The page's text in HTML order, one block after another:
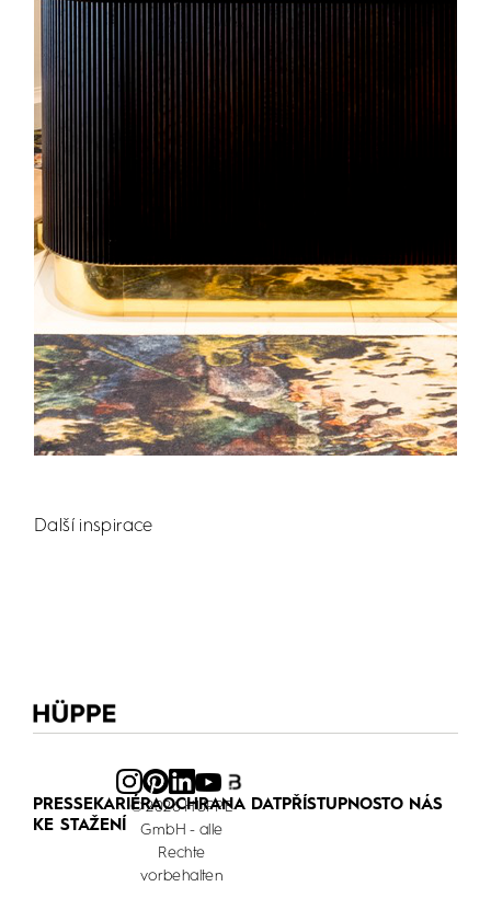
Další inspirace
PRESSEKARIÉRAOCHRANA DATPŘÍSTUPNOSTO NÁS
KE STAŽENÍ
© 2026 HÜPPE
GmbH - alle
Rechte
vorbehalten